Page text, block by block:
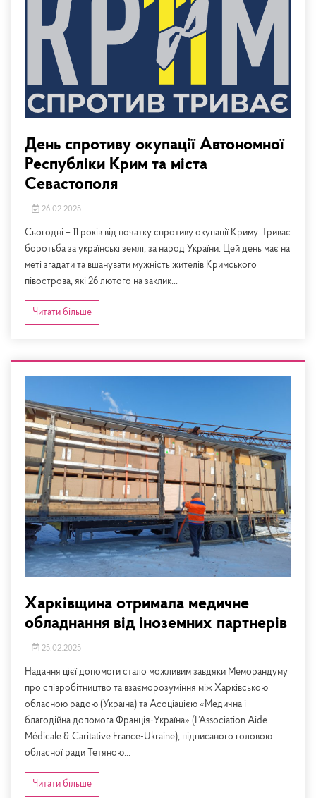
День спротиву окупації Автономної
Республіки Крим та міста
Севастополя
26.02.2025
Сьогодні – 11 років від початку спротиву окупації Криму. Триває
боротьба за українські землі, за народ України. Цей день має на
меті згадати та вшанувати мужність жителів Кримського
півострова, які 26 лютого на заклик...
Читати більше
Харківщина отримала медичне
обладнання від іноземних партнерів
25.02.2025
Надання цієї допомоги стало можливим завдяки Меморандуму
про співробітництво та взаєморозуміння між Харківською
обласною радою (Україна) та Асоціацією «Медична і
благодійна допомога Франція-Україна» (L’Association Aide
Médicale & Caritative France-Ukrainе), підписаного головою
обласної ради Тетяною...
Читати більше